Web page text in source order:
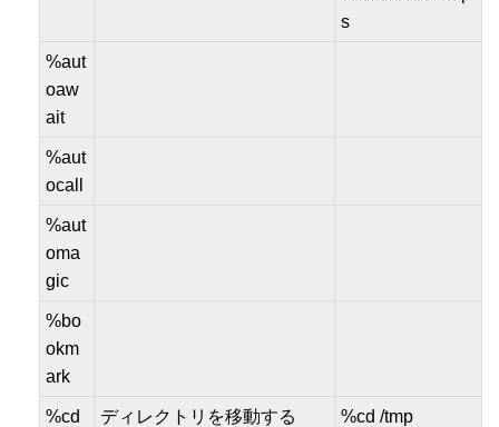
s
%aut
oaw
ait
%aut
ocall
%aut
oma
gic
%bo
okm
ark
%cd ディレクトリを移動する %cd /tmp